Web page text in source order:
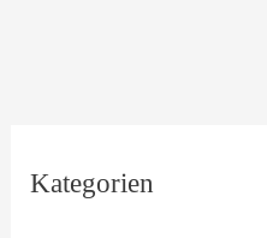
Kategorien